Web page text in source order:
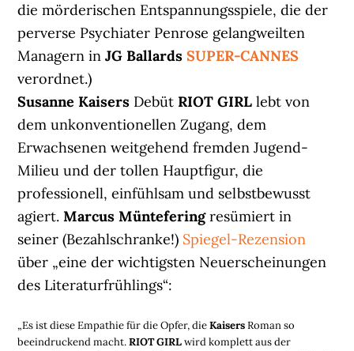
die mörderischen Entspannungsspiele, die der
perverse Psychiater Penrose gelangweilten
Managern inJG BallardsSUPER-CANNES
verordnet.)
Susanne Kaisers DebütRIOT GIRL lebt von
dem unkonventionellen Zugang, dem
Erwachsenen weitgehend fremden Jugend-
Milieu und der tollen Hauptfigur, die
professionell, einfühlsam und selbstbewusst
agiert.Marcus Münteferingresümiert in
seiner (Bezahlschranke!) Spiegel-Rezension
über „eine der wichtigsten Neuerscheinungen
des Literaturfrühlings“:
„Es ist diese Empathie für die Opfer, dieKaisersRoman so
beeindruckend macht.RIOT GIRLwird komplett aus der